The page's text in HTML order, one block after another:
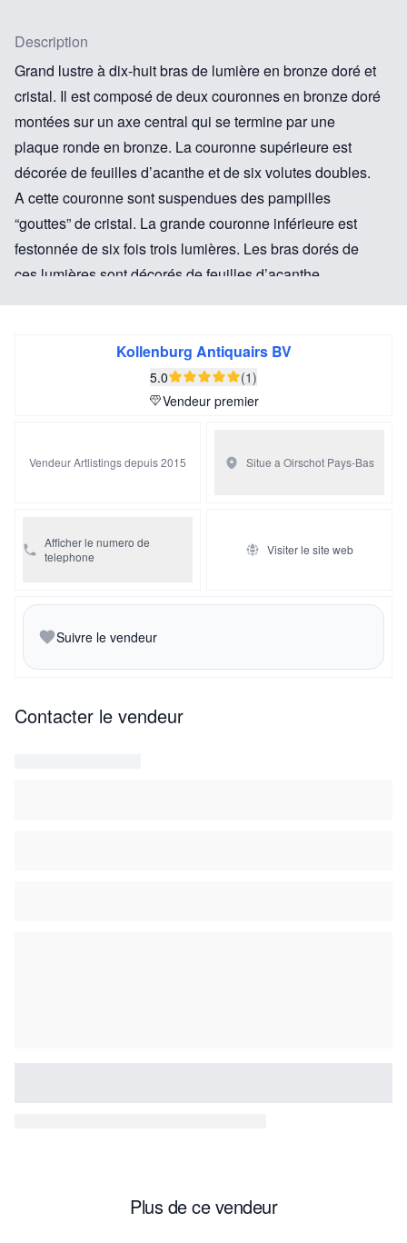
Description
Grand lustre à dix-huit bras de lumière en bronze doré et
cristal. Il est composé de deux couronnes en bronze doré
montées sur un axe central qui se termine par une
plaque ronde en bronze. La couronne supérieure est
décorée de feuilles d’acanthe et de six volutes doubles.
A cette couronne sont suspendues des pampilles
“gouttes” de cristal. La grande couronne inférieure est
festonnée de six fois trois lumières. Les bras dorés de
ces lumières sont décorés de feuilles d’acanthe.
Kollenburg Antiquairs BV
5.0
(1)
Vendeur premier
Vendeur Artlistings depuis 2015 Situe a Oirschot Pays-Bas
Afficher le numero de
telephone
Visiter le site web
Suivre le vendeur
Contacter le vendeur
Plus de ce vendeur